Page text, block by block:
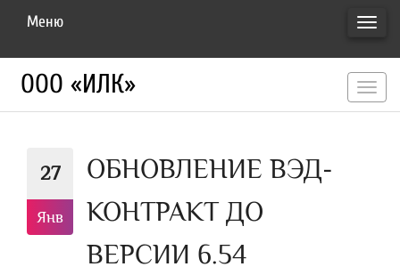
Меню
ООО «ИЛК»
27
Янв
ОБНОВЛЕНИЕ ВЭД-
КОНТРАКТ ДО
ВЕРСИИ 6.54